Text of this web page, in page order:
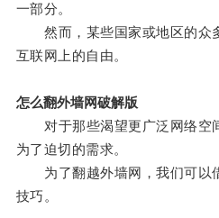
一部分。
然而，某些国家或地区的众
互联网上的自由。
怎么翻外墙网破解版
对于那些渴望更广泛网络空
为了迫切的需求。
为了翻越外墙网，我们可以
技巧。